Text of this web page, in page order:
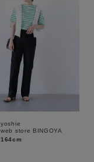
yoshie
web store BINGOYA
164cm